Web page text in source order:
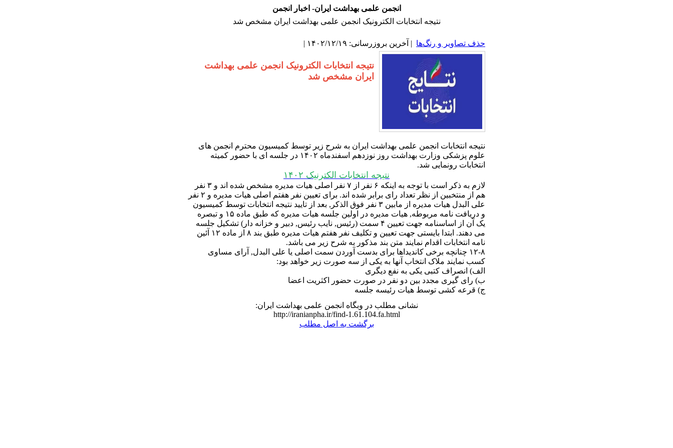
انجمن علمی بهداشت ایران- اخبار انجمن
نتیجه انتخابات الکترونیک انجمن علمی بهداشت ایران مشخص شد
حذف تصاویر و رنگ‌ها | آخرین بروزرسانی: ۱۴۰۲/۱۲/۱۹ |
نتیجه انتخابات الکترونیک انجمن علمی بهداشت
ایران مشخص شد
نتیجه انتخابات انجمن علمی بهداشت ایران به شرح زیر توسط کمیسیون محترم انجمن های
علوم پزشکی وزارت بهداشت روز نوزدهم اسفندماه ۱۴۰۲ در جلسه ای با حضور کمیته
انتخابات رونمایی شد.
نتیجه انتخابات الکترنیک ۱۴۰۲
لازم به ذکر است با توجه به اینکه ۶ نفر از ۷ نفر اصلی هیات مدیره مشخص شده اند و ۳ نفر
هم از منتخبین از نظر تعداد رای برابر شده اند. برای تعیین نفر هفتم اصلی هیات مدیره و ۲ نفر
علی البدل هیات مدیره از مابین ۳ نفر فوق الذکر, بعد از تایید نتیجه انتخابات توسط کمیسیون
و دریافت نامه مربوطه, هیات مدیره در اولین جلسه هیات مدیره که طبق ماده ۱۵ و تبصره
یک آن از اساسنامه جهت تعیین ۴ سمت (رئیس, نایب رئیس, دبیر و خزانه دار) تشکیل جلسه
می دهند. ابتدا بایستی جهت تعیین و تکلیف نفر هفتم هیات مدیره طبق بند ۸ از ماده ۱۲ آئین
نامه انتخابات اقدام نمایند متن بند مذکور به شرح زیر می باشد.
۱۲-۸ چنانچه برخی کاندیداها برای بدست آوردن سمت اصلی یا علی البدل, آرای مساوی
کسب نمایند ملاک انتخاب آنها به یکی از سه صورت زیر خواهد بود:
الف) انصراف کتبی یکی به نفع دیگری
ب) رای گیری مجدد بین دو نفر در صورت حضور اکثریت اعضا
ج) قرعه کشی توسط هیات رئیسه جلسه
نشانی مطلب در وبگاه انجمن علمی بهداشت ایران:
http://iranianpha.ir/find-1.61.104.fa.html
برگشت به اصل مطلب